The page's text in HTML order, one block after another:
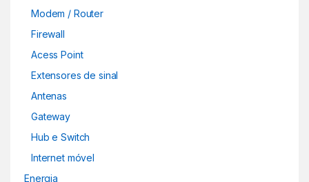
Modem / Router
Firewall
Acess Point
Extensores de sinal
Antenas
Gateway
Hub e Switch
Internet móvel
Energia